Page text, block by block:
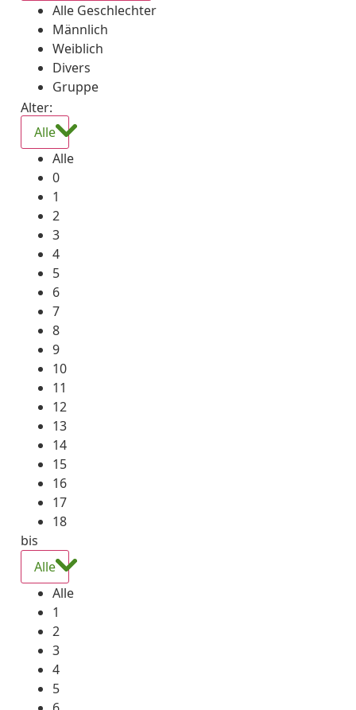
Alle Geschlechter
Männlich
Weiblich
Divers
Gruppe
Alter:
Alle
Alle
0
1
2
3
4
5
6
7
8
9
10
11
12
13
14
15
16
17
18
bis
Alle
Alle
1
2
3
4
5